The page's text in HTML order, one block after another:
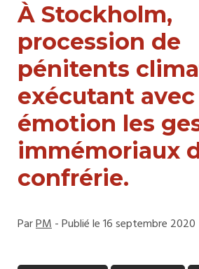
À Stockholm,
procession de
pénitents
exécutant avec
émotion les
immémoriaux
confrérie.
ParPM- Publié le 16 septembre 2020